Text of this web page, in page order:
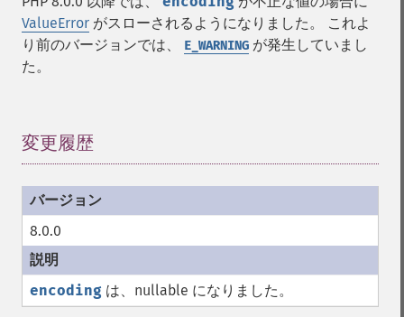
ValueError がスローされるようになりました。 これよ
り前のバージョンでは、
E_WARNING が発生していまし
た。
変更履歴
8.0.0
encoding は、nullable になりました。